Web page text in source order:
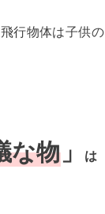
行物体は子供の
な物」
は